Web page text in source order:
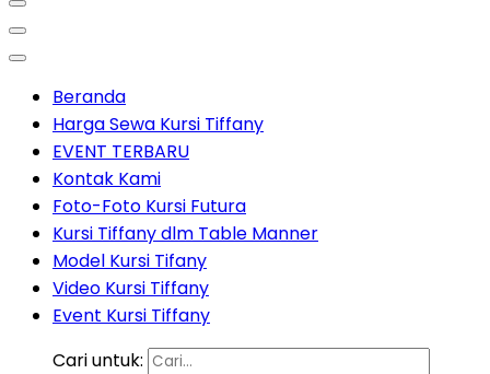
Beranda
Harga Sewa Kursi Tiffany
EVENT TERBARU
Kontak Kami
Foto-Foto Kursi Futura
Kursi Tiffany dlm Table Manner
Model Kursi Tifany
Video Kursi Tiffany
Event Kursi Tiffany
Cari untuk: